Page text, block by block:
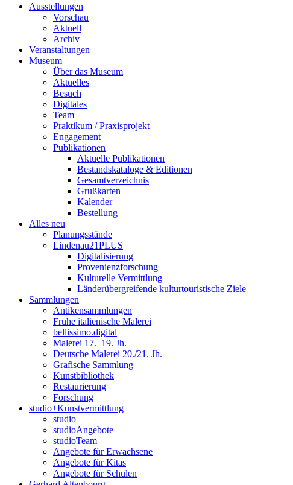
Ausstellungen
Vorschau
Aktuell
Archiv
Veranstaltungen
Museum
Über das Museum
Aktuelles
Besuch
Digitales
Team
Praktikum / Praxisprojekt
Engagement
Publikationen
Aktuelle Publikationen
Bestandskataloge & Editionen
Gesamtverzeichnis
Grußkarten
Kalender
Bestellung
Alles neu
Planungsstände
Lindenau21PLUS
Digitalisierung
Provenienzforschung
Kulturelle Vermittlung
Länderübergreifende kulturtouristische Ziele
Sammlungen
Antikensammlungen
Frühe italienische Malerei
bellissimo.digital
Malerei 17.–19. Jh.
Deutsche Malerei 20./21. Jh.
Grafische Sammlung
Kunstbibliothek
Restaurierung
Forschung
studio+Kunstvermittlung
studio
studioAngebote
studioTeam
Angebote für Erwachsene
Angebote für Kitas
Angebote für Schulen